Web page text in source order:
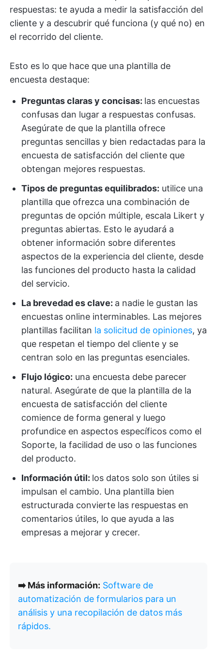
respuestas: te ayuda a medir la satisfacción del
cliente y a descubrir qué funciona (y qué no) en
el recorrido del cliente.
Esto es lo que hace que una plantilla de
encuesta destaque:
Preguntas claras y concisas: las encuestas
confusas dan lugar a respuestas confusas.
Asegúrate de que la plantilla ofrece
preguntas sencillas y bien redactadas para la
encuesta de satisfacción del cliente que
obtengan mejores respuestas.
Tipos de preguntas equilibrados: utilice una
plantilla que ofrezca una combinación de
preguntas de opción múltiple, escala Likert y
preguntas abiertas. Esto le ayudará a
obtener información sobre diferentes
aspectos de la experiencia del cliente, desde
las funciones del producto hasta la calidad
del servicio.
La brevedad es clave: a nadie le gustan las
encuestas online interminables. Las mejores
plantillas facilitan la solicitud de opiniones, ya
que respetan el tiempo del cliente y se
centran solo en las preguntas esenciales.
Flujo lógico: una encuesta debe parecer
natural. Asegúrate de que la plantilla de la
encuesta de satisfacción del cliente
comience de forma general y luego
profundice en aspectos específicos como el
Soporte, la facilidad de uso o las funciones
del producto.
Información útil: los datos solo son útiles si
impulsan el cambio. Una plantilla bien
estructurada convierte las respuestas en
comentarios útiles, lo que ayuda a las
empresas a mejorar y crecer.
➡️ Más información: Software de
automatización de formularios para un
análisis y una recopilación de datos más
rápidos.